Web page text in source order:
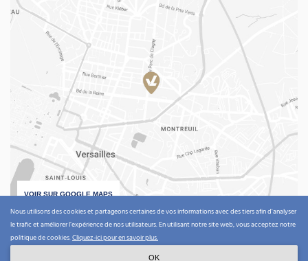
VOIR SUR GOOGLE MAPS
Vincent Luchez Août 2026 ©
Nous utilisons des cookies et partageons certaines de vos informations avec des tiers afin d'analyser
le trafic et améliorer l’expérience de nos utilisateurs. En utilisant notre site web, vous acceptez notre
politique de cookies.Cliquez-ici pour en savoir plus.
OK